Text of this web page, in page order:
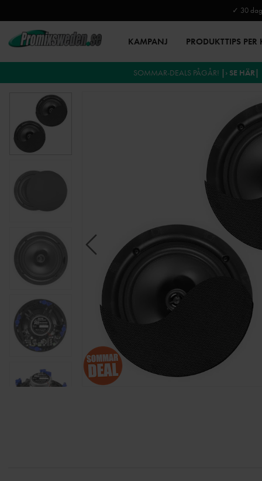
✓ 30
KAMPANJ PRODUKTTIPS
SOMMAR-DEALS PÅGÅR! |› SE HÄR|